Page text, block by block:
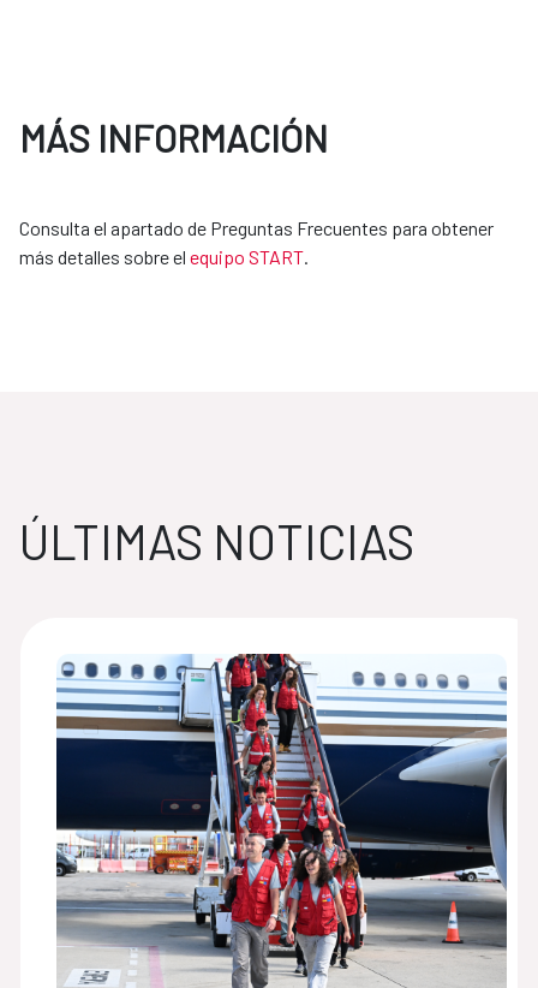
MÁS INFORMACIÓN
Consulta el apartado de Preguntas Frecuentes para obtener
más detalles sobre el equipo START.
ÚLTIMAS NOTICIAS